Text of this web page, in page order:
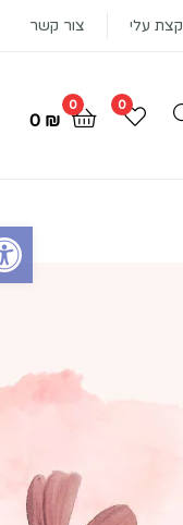
Open toolbar
קצת עלי צור קשר
0
0
₪